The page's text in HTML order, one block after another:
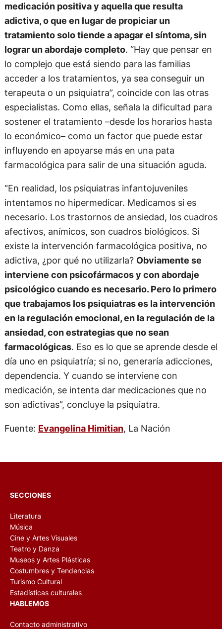
medicación positiva y aquella que resulta
adictiva, o que en lugar de propiciar un
tratamiento solo tiende a apagar el síntoma, sin
lograr un abordaje completo. “Hay que pensar en
lo complejo que está siendo para las familias
acceder a los tratamientos, ya sea conseguir un
terapeuta o un psiquiatra”, coincide con las otras
especialistas. Como ellas, señala la dificultad para
sostener el tratamiento –desde los horarios hasta
lo económico– como un factor que puede estar
influyendo en apoyarse más en una pata
farmacológica para salir de una situación aguda.
“En realidad, los psiquiatras infantojuveniles
intentamos no hipermedicar. Medicamos si es
necesario. Los trastornos de ansiedad, los cuadros
afectivos, anímicos, son cuadros biológicos. Si
existe la intervención farmacológica positiva, no
adictiva, ¿por qué no utilizarla? Obviamente se
interviene con psicofármacos y con abordaje
psicológico cuando es necesario. Pero lo primero
que trabajamos los psiquiatras es la intervención
en la regulación emocional, en la regulación de la
ansiedad, con estrategias que no sean
farmacológicas. Eso es lo que se aprende desde el
día uno en psiquiatría; si no, generaría adicciones,
dependencia. Y cuando se interviene con
medicación, se intenta dar medicaciones que no
son adictivas”, concluye la psiquiatra.
Fuente: Evangelina Himitian, La Nación
SECCIONES
Literatura
Música
Cine y Artes Visuales
Teatro y Danza
Museos y Artes Plásticas
Costumbres y Tendencias
Turismo Cultural
Estadísticas culturales
HABLEMOS
Contacto administrativo